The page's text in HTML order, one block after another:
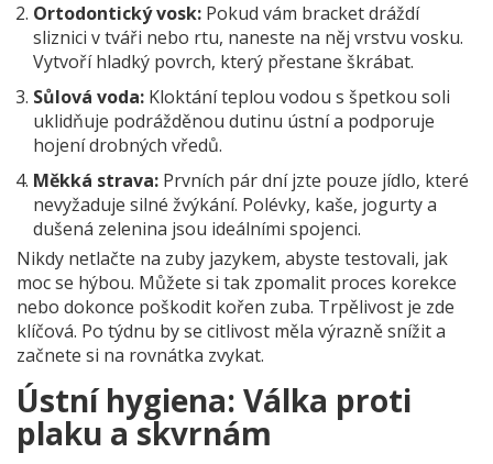
Ortodontický vosk: Pokud vám bracket dráždí
sliznici v tváři nebo rtu, naneste na něj vrstvu vosku.
Vytvoří hladký povrch, který přestane škrábat.
Sůlová voda: Kloktání teplou vodou s špetkou soli
uklidňuje podrážděnou dutinu ústní a podporuje
hojení drobných vředů.
Měkká strava: Prvních pár dní jzte pouze jídlo, které
nevyžaduje silné žvýkání. Polévky, kaše, jogurty a
dušená zelenina jsou ideálními spojenci.
Nikdy netlačte na zuby jazykem, abyste testovali, jak
moc se hýbou. Můžete si tak zpomalit proces korekce
nebo dokonce poškodit kořen zuba. Trpělivost je zde
klíčová. Po týdnu by se citlivost měla výrazně snížit a
začnete si na rovnátka zvykat.
Ústní hygiena: Válka proti
plaku a skvrnám